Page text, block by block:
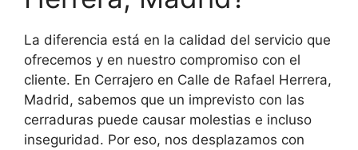
La diferencia está en la calidad del servicio que
ofrecemos y en nuestro compromiso con el
cliente. En Cerrajero en Calle de Rafael Herrera,
Madrid, sabemos que un imprevisto con las
cerraduras puede causar molestias e incluso
inseguridad. Por eso, nos desplazamos con